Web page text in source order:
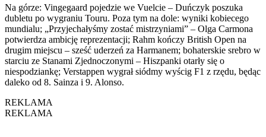
Na górze: Vingegaard pojedzie we Vuelcie – Duńczyk poszuka
dubletu po wygraniu Touru. Poza tym na dole: wyniki kobiecego
mundialu; „Przyjechałyśmy zostać mistrzyniami” – Olga Carmona
potwierdza ambicję reprezentacji; Rahm kończy British Open na
drugim miejscu – sześć uderzeń za Harmanem; bohaterskie srebro w
starciu ze Stanami Zjednoczonymi – Hiszpanki otarły się o
niespodziankę; Verstappen wygrał siódmy wyścig F1 z rzędu, będąc
daleko od 8. Sainza i 9. Alonso.
REKLAMA
REKLAMA